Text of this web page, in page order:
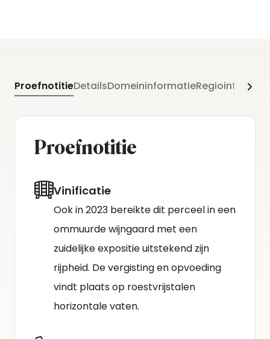
ProefnotitieDetailsDomeininformatie
Proefnotitie
Vinificatie
Ook in 2023 bereikte dit perceel in een
ommuurde wijngaard met een
zuidelijke expositie uitstekend zijn
rijpheid. De vergisting en opvoeding
vindt plaats op roestvrijstalen
horizontale vaten.